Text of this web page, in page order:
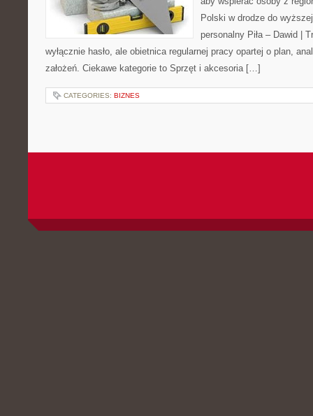
Polski w drodze do
personalny Piła – Dawid |
wyłącznie hasło, ale obietnica regularnej pracy opartej o plan,
założeń. Ciekawe kategorie to Sprzęt i akcesoria […]
CATEGORIES: BIZNES